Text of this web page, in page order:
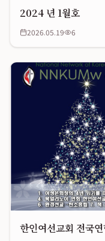
2024 년 1월호
2026.05.19 6
한인여선교회 전국